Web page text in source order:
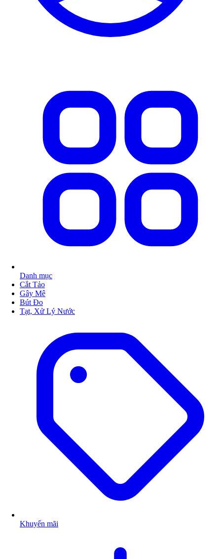
Danh mục
Cắt Tảo
Gây Mê
Bút Đo
Tạt, Xử Lý Nước
Khuyến mãi